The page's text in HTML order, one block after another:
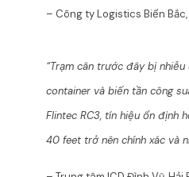
– Công ty Logistics Biển Bắc,
“Trạm cân trước đây bị
container và biến tần công
Flintec RC3, tín hiệu ổn định
40 feet trở nên chính xác và